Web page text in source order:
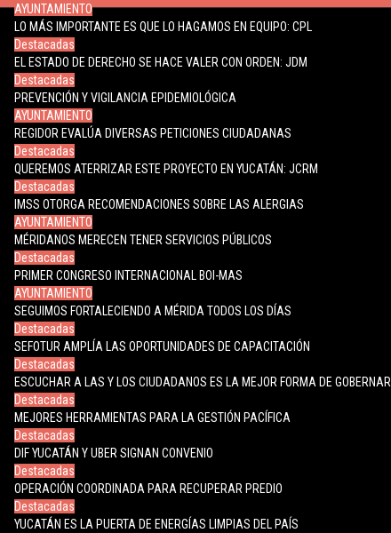
AYUNTAMIENTO
LO MÁS IMPORTANTE ES QUE LO HAGAMOS EN EQUIPO: CPL
Destacadas
EL ESTADO DE DERECHO SE HACE VALER CON ORDEN: JDM
Destacadas
PREVENCIÓN Y VIGILANCIA EPIDEMIOLÓGICA
AYUNTAMIENTO
REGIDOR EVALÚA DIVERSAS PETICIONES CIUDADANAS
Destacadas
QUEREMOS ATERRIZAR ESTE PROYECTO EN YUCATÁN: JCRM
Destacadas
IMSS OTORGA RECOMENDACIONES SOBRE LAS ALERGIAS
AYUNTAMIENTO
MÉRIDANOS MERECEN TENER SERVICIOS PÚBLICOS
Destacadas
PRIMER CONGRESO INTERNACIONAL BOI-MAS
AYUNTAMIENTO
SEGUIMOS FORTALECIENDO A MÉRIDA TODOS LOS DÍAS
Destacadas
SEFOTUR AMPLÍA LAS OPORTUNIDADES DE CAPACITACIÓN
Destacadas
ESCUCHAR A LAS Y LOS CIUDADANOS ES LA MEJOR FORMA DE GOBERNAR
Destacadas
MEJORES HERRAMIENTAS PARA LA GESTIÓN PACÍFICA
Destacadas
DIF YUCATÁN Y UBER SIGNAN CONVENIO
Destacadas
OPERACIÓN COORDINADA PARA RECUPERAR PREDIO
Destacadas
YUCATÁN ES LA PUERTA DE ENERGÍAS LIMPIAS DEL PAÍS